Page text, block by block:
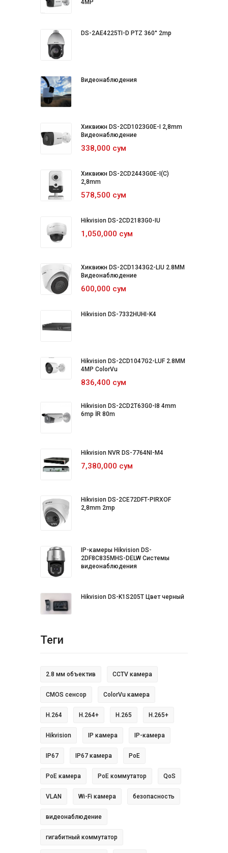
4MP
DS-2AE4225TI-D PTZ 360° 2mp
Видеонаблюдения
Хиквижн DS-2CD1023G0E-I 2,8mm
Видеонаблюдение
338,000 сум
Хиквижн DS-2CD2443G0E-I(C)
2,8mm
578,500 сум
Hikvision DS-2CD2183G0-IU
1,050,000 сум
Хиквижн DS-2CD1343G2-LIU 2.8MM
Видеонаблюдение
600,000 сум
Hikvision DS-7332HUHI-K4
Hikvision DS-2CD1047G2-LUF 2.8MM
4MP ColorVu
836,400 сум
Hikvision DS-2CD2T63G0-I8 4mm
6mp İR 80m
Hikvision NVR DS-7764NI-M4
7,380,000 сум
Hikvision DS-2CE72DFT-PIRXOF
2,8mm 2mp
IP-камеры Hikvision DS-
2DF8C835MHS-DELW Системы
видеонаблюдения
Hikvision DS-K1S205T Цвет черный
Теги
2.8 мм объектив CCTV камера
CMOS сенсор ColorVu камера
H.264 H.264+ H.265 H.265+
Hikvision IP камера IP-камера
IP67 IP67 камера PoE
PoE камера PoE коммутатор QoS
VLAN Wi-Fi камера безопасность
видеонаблюдение
гигабитный коммутатор